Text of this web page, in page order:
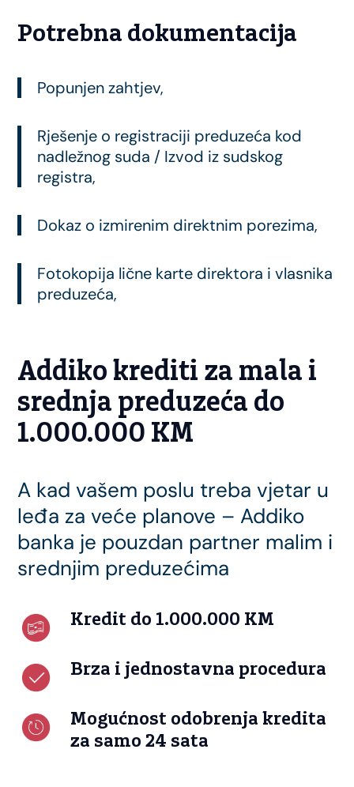
Potrebna dokumentacija
Popunjen zahtjev,
Rješenje o registraciji preduzeća kod
nadležnog suda / Izvod iz sudskog
registra,
Dokaz o izmirenim direktnim porezima,
Fotokopija lične karte direktora i vlasnika
preduzeća,
Addiko krediti za mala i
srednja preduzeća do
1.000.000 KM
A kad vašem poslu treba vjetar u
leđa za veće planove – Addiko
banka je pouzdan partner malim i
srednjim preduzećima
Kredit do 1.000.000 KM
Brza i jednostavna procedura
Mogućnost odobrenja kredita
za samo 24 sata